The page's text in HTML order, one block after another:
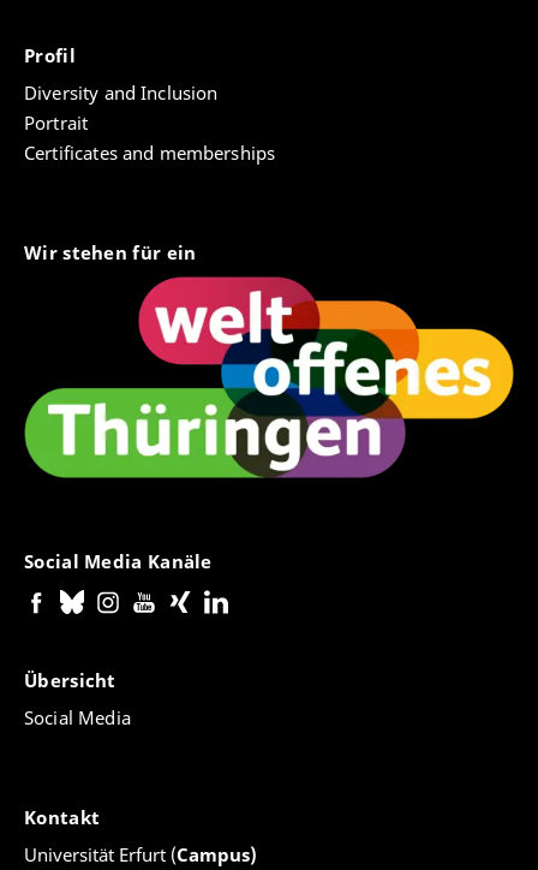
Profil
Diversity and Inclusion
Portrait
Certificates and memberships
Wir stehen für ein
Social Media Kanäle
Übersicht
Social Media
Kontakt
Universität Erfurt (Campus)